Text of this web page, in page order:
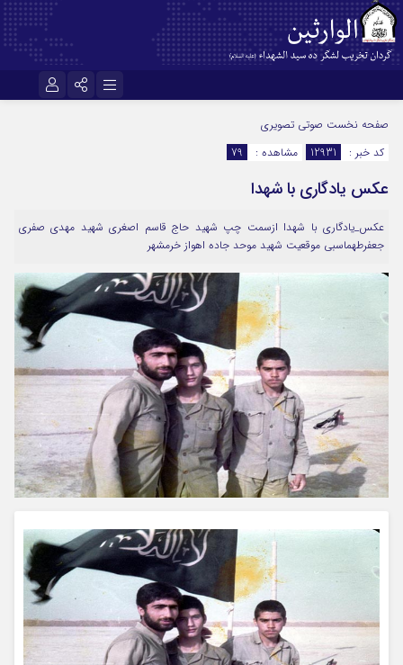
اینستاگرام
سروش
آپارات
رمز عبور
صفحه نخست صوتی تصویری
کد خبر :
12931 مشاهده : 79
عکس یادگاری با شهدا
عکس_یادگاری با شهدا ازسمت چپ شهید حاج قاسم اصغری شهید مهدی صفری
جعفرطهماسبی موقعیت شهید موحد جاده اهواز خرمشهر